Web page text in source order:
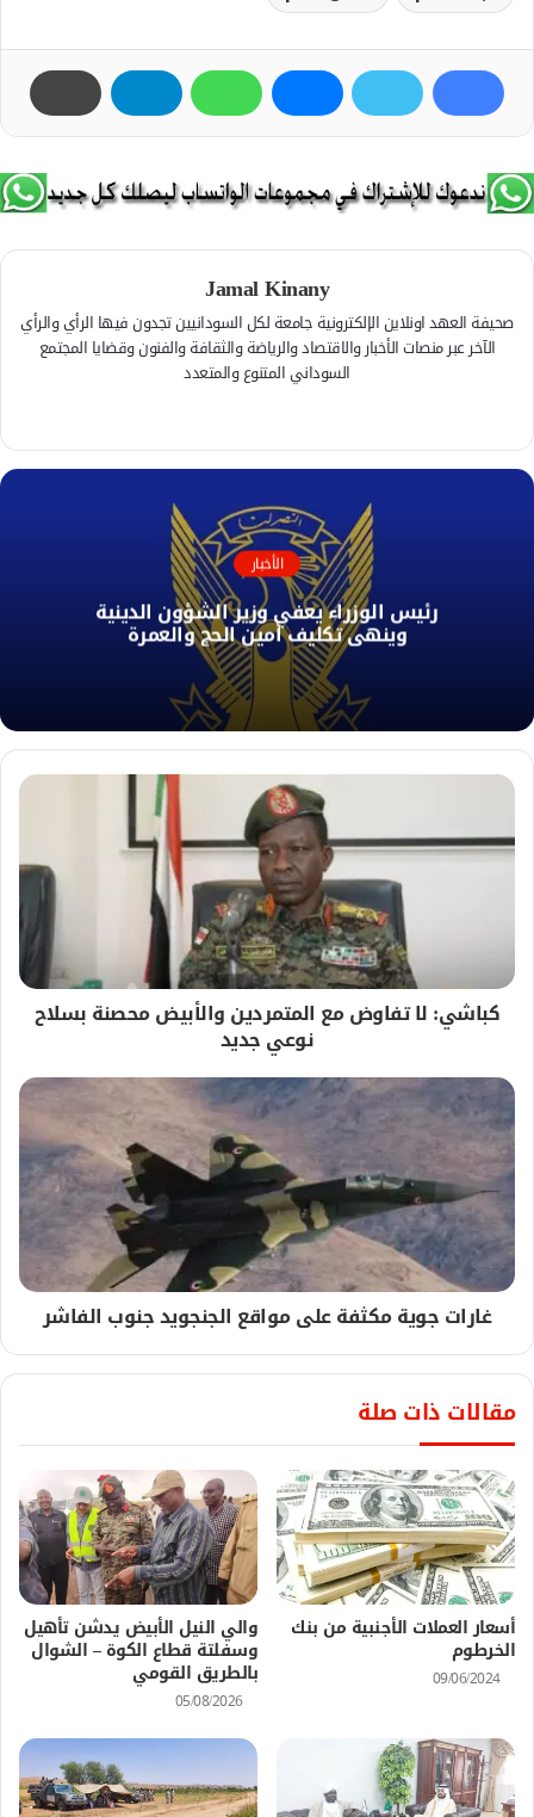
Jamal Kinany
صحيفة العهد اونلاين الإلكترونية جامعة لكل السودانيين تجدون فيها الرأي والرأي
الآخر عبر منصات الأخبار والاقتصاد والرياضة والثقافة والفنون وقضايا المجتمع
السوداني المتنوع والمتعدد
م
و
ق
ع
ا
ل
و
ي
ب
س
و
ك الأخبار
رئيس الوزراء يعفي وزير الشؤون الدينية
وينهي تكليف أمين الحج والعمرة
كباشي: لا تفاوض مع المتمردين والأبيض محصنة بسلاح
نوعي جديد
غارات جوية مكثفة على مواقع الجنجويد جنوب الفاشر
مقالات ذات صلة
أسعار العملات الأجنبية من بنك
الخرطوم
09/06/2024
والي النيل الأبيض يدشن تأهيل
وسفلتة قطاع الكوة – الشوال
بالطريق القومي
05/08/2026